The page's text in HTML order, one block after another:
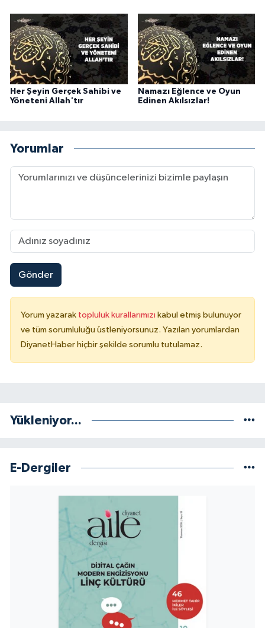
Her Şeyin Gerçek Sahibi ve
Yöneteni Allah'tır
Namazı Eğlence ve Oyun
Edinen Akılsızlar!
Yorumlar
Gönder
Yorum yazarak topluluk kurallarımızı kabul etmiş bulunuyor
ve tüm sorumluluğu üstleniyorsunuz. Yazılan yorumlardan
DiyanetHaber hiçbir şekilde sorumlu tutulamaz.
Yükleniyor...
E-Dergiler
Karaman Müftülüğü
Kars Müftülüğü
Kastamonu Müftülüğü
Kırıkkale Müftülüğü
Kırşehir Müftülüğü
Konya Müftülüğü
Kütahya Müftülüğü
Malatya Müftülüğü
Muğla Müftülüğü
Nevşehir Müftülüğü
Niğde Müftülüğü
Ordu Müftülüğü
Osmaniye Müftülüğü